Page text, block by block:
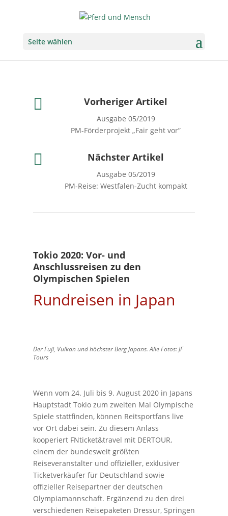
Seite wählen
 Vorheriger Artikel
Ausgabe 05/2019
PM-Förderprojekt „Fair geht vor”
 Nächster Artikel
Ausgabe 05/2019
PM-Reise: Westfalen-Zucht kompakt
Tokio 2020: Vor- und
Anschlussreisen zu den
Olympischen Spielen
Rundreisen in Japan
Der Fuji, Vulkan und höchster Berg Japans. Alle Fotos: JF
Tours
Wenn vom 24. Juli bis 9. August 2020 in Japans
Hauptstadt Tokio zum zweiten Mal Olympische
Spiele stattfinden, können Reitsportfans live
vor Ort dabei sein. Zu diesem Anlass
kooperiert FNticket&travel mit DERTOUR,
einem der bundesweit größten
Reiseveranstalter und offizieller, exklusiver
Ticketverkäufer für Deutschland sowie
offizieller Reisepartner der deutschen
Olympiamannschaft. Ergänzend zu den drei
verschiedenen Reisepaketen Dressur, Springen